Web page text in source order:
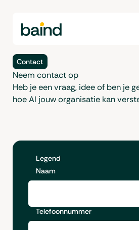
Contact
Neem contact op
Heb je een vraag, idee of ben je
hoe AI jouw organisatie kan
Legend
Naam
Telefoonnummer